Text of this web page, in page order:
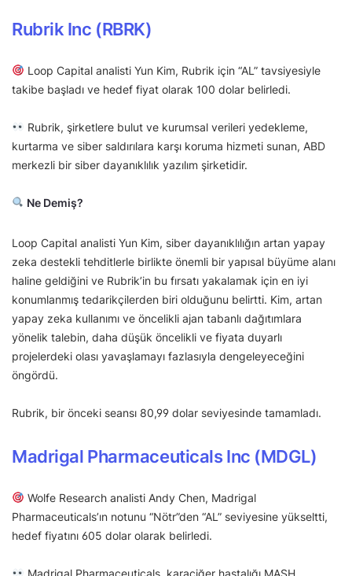
Rubrik Inc (RBRK)
Loop Capital analisti Yun Kim, Rubrik için “AL” tavsiyesiyle
takibe başladı ve hedef fiyat olarak 100 dolar belirledi.
Rubrik, şirketlere bulut ve kurumsal verileri yedekleme,
kurtarma ve siber saldırılara karşı koruma hizmeti sunan, ABD
merkezli bir siber dayanıklılık yazılım şirketidir.
Ne Demiş?
Loop Capital analisti Yun Kim, siber dayanıklılığın artan yapay
zeka destekli tehditlerle birlikte önemli bir yapısal büyüme alanı
haline geldiğini ve Rubrik’in bu fırsatı yakalamak için en iyi
konumlanmış tedarikçilerden biri olduğunu belirtti. Kim, artan
yapay zeka kullanımı ve öncelikli ajan tabanlı dağıtımlara
yönelik talebin, daha düşük öncelikli ve fiyata duyarlı
projelerdeki olası yavaşlamayı fazlasıyla dengeleyeceğini
öngördü.
Rubrik, bir önceki seansı 80,99 dolar seviyesinde tamamladı.
Madrigal Pharmaceuticals Inc (MDGL)
Wolfe Research analisti Andy Chen, Madrigal
Pharmaceuticals’ın notunu “Nötr”den “AL” seviyesine yükseltti,
hedef fiyatını 605 dolar olarak belirledi.
Madrigal Pharmaceuticals, karaciğer hastalığı MASH